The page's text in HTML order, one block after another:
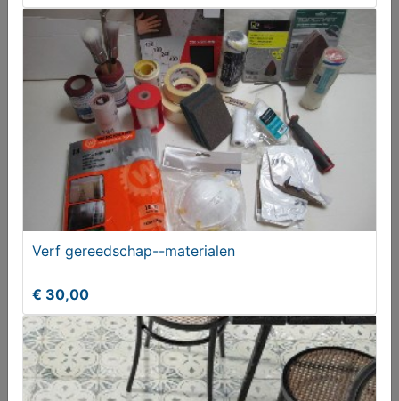
Vives barnet merton maron victoriaanse Engelse
€ 49,95
Verf gereedschap--materialen
€ 30,00